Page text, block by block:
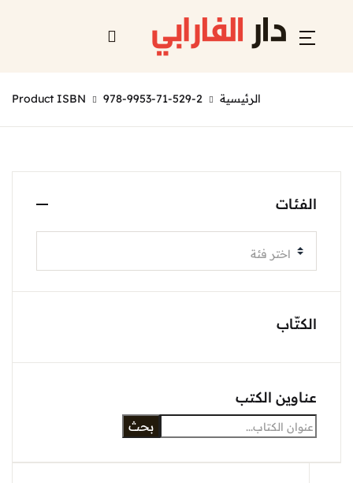
الرئيسية Product ISBN 978-9953-71-529-2
الفئات
اختر فئة
الكتّاب
عناوين الكتب
بحث